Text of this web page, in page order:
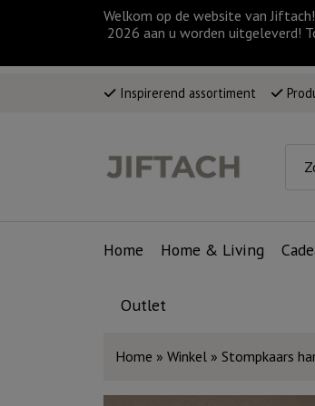
Welkom op de website van
2026 aan u worden uitgeleverd!
Inspirerend assortiment
Home Home & Living
Outlet
Home » Winkel » Stompkaars